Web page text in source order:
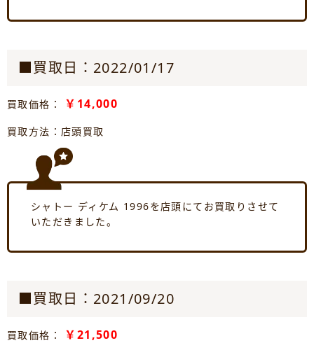
■買取日：2022/01/17
買取価格： ￥14,000
買取方法：店頭買取
シャトー ディケム 1996を店頭にてお買取りさせて
いただきました。
■買取日：2021/09/20
買取価格： ￥21,500